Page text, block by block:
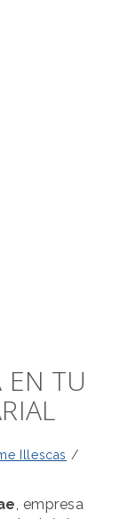
EN TU
Illescas /
, empresa